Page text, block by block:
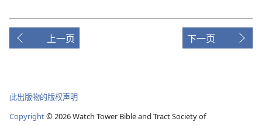
上一页 下一页
此出版物的版权声明
Copyright© 2026Watch Tower Bible and Tract Society of